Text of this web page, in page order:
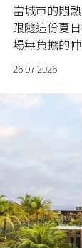
當城市的悶
跟隨這份夏
場無負擔的
26.07.2026